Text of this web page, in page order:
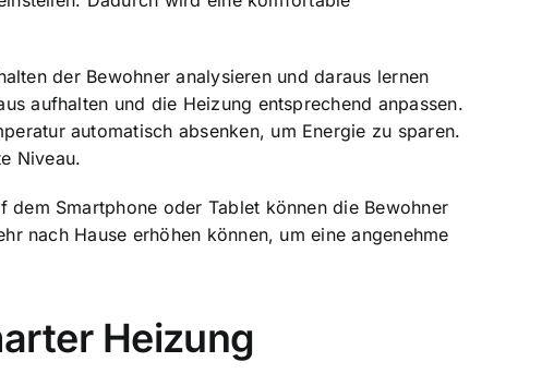
der Bewohner analysieren und daraus lernen
aufhalten und die Heizung entsprechend anpassen.
automatisch absenken, um Energie zu sparen.
Niveau.
dem Smartphone oder Tablet können die Bewohner
nach Hause erhöhen können, um eine angenehme
Heizung